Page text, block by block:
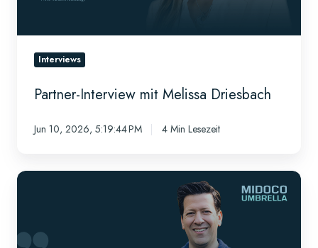
Interviews
Partner-Interview mit Melissa Driesbach
Jun 10, 2026, 5:19:44 PM 4 Min Lesezeit
Partner-
Ron